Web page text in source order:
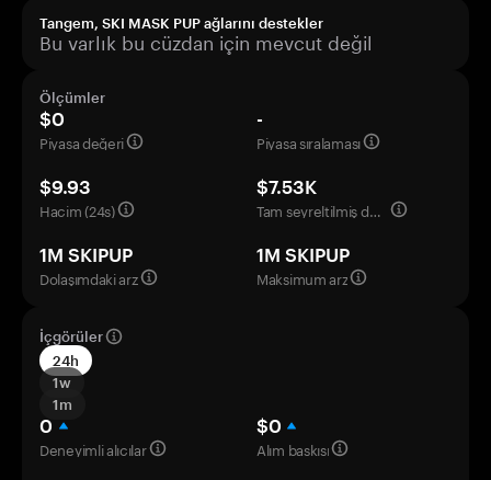
Tangem, SKI MASK PUP ağlarını destekler
Bu varlık bu cüzdan için mevcut değil
Ölçümler
$0
Piyasa değeri
-
Piyasa sıralaması
$9.93
Hacim (24s)
$7.53K
Tam seyreltilmiş değerleme
1M SKIPUP
Dolaşımdaki arz
1M SKIPUP
Maksimum arz
İçgörüler
24h
1w
1m
0
Deneyimli alıcılar
$0
Alım baskısı